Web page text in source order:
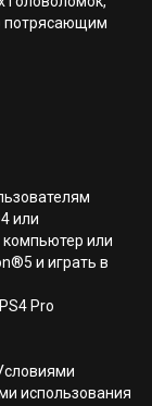
потрясающим
или
компьютер или
и играть в
Pro
использования